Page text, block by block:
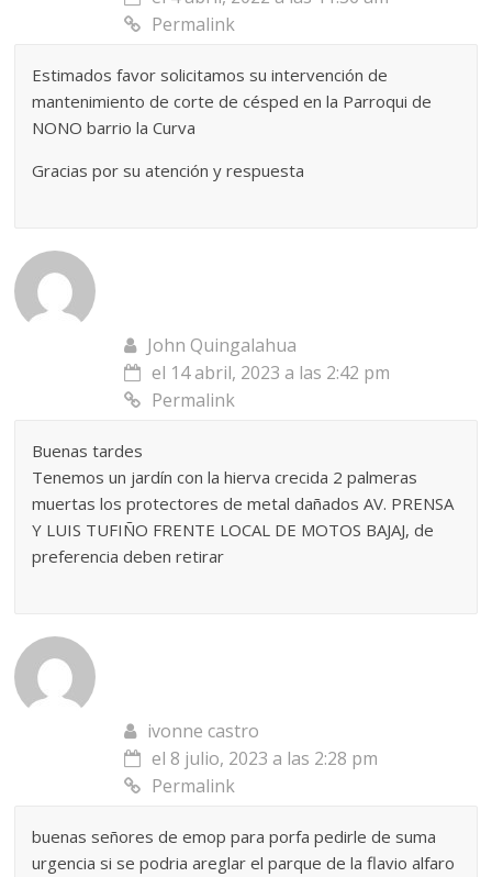
Permalink
Estimados favor solicitamos su intervención de
mantenimiento de corte de césped en la Parroqui de
NONO barrio la Curva
Gracias por su atención y respuesta
John Quingalahua
el 14 abril, 2023 a las 2:42 pm
Permalink
Buenas tardes
Tenemos un jardín con la hierva crecida 2 palmeras
muertas los protectores de metal dañados AV. PRENSA
Y LUIS TUFIÑO FRENTE LOCAL DE MOTOS BAJAJ, de
preferencia deben retirar
ivonne castro
el 8 julio, 2023 a las 2:28 pm
Permalink
buenas señores de emop para porfa pedirle de suma
urgencia si se podria areglar el parque de la flavio alfaro